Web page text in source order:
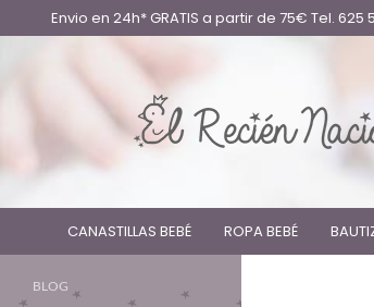
Envio en 24h* GRATIS a partir de 75€ Tel. 625
CANASTILLAS BEBÉ ROPA BEBÉ
BLOG